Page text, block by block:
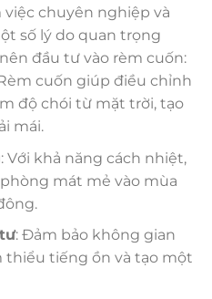
chuyên nghiệp và
số lý do quan trọng
đầu tư vào rèm cuốn:
cuốn giúp điều chỉnh
độ chói từ mặt trời, tạo
mái.
: Với khả năng cách nhiệt,
mát mẻ vào mùa
: Đảm bảo không gian
thiểu tiếng ồn và tạo một